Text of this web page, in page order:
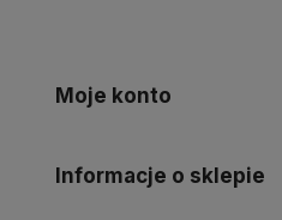
Moje konto
Informacje o sklepie